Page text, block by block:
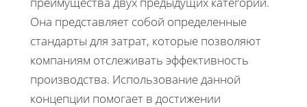
Она представляет собой определенные
стандарты для затрат, которые позволяют
компаниям отслеживать эффективность
производства. Использование данной
концепции помогает в достижении